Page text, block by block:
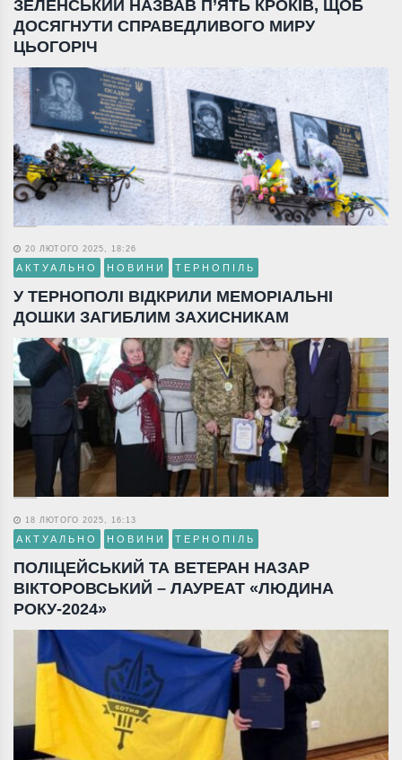
ЗЕЛЕНСЬКИЙ НАЗВАВ П’ЯТЬ КРОКІВ, ЩОБ
ДОСЯГНУТИ СПРАВЕДЛИВОГО МИРУ
ЦЬОГОРІЧ
20 ЛЮТОГО 2025, 18:26
АКТУАЛЬНО НОВИНИ ТЕРНОПІЛЬ
У ТЕРНОПОЛІ ВІДКРИЛИ МЕМОРІАЛЬНІ
ДОШКИ ЗАГИБЛИМ ЗАХИСНИКАМ
18 ЛЮТОГО 2025, 16:13
АКТУАЛЬНО НОВИНИ ТЕРНОПІЛЬ
ПОЛІЦЕЙСЬКИЙ ТА ВЕТЕРАН НАЗАР
ВІКТОРОВСЬКИЙ – ЛАУРЕАТ «ЛЮДИНА
РОКУ-2024»